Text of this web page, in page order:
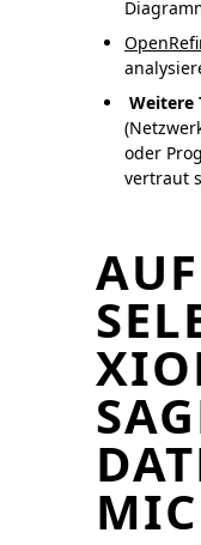
Weitere
oder
vertraut